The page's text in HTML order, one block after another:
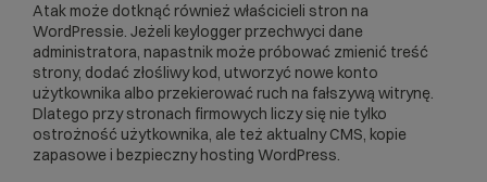
Atak może dotknąć również właścicieli stron na
WordPressie. Jeżeli keylogger przechwyci dane
administratora, napastnik może próbować zmienić treść
strony, dodać złośliwy kod, utworzyć nowe konto
użytkownika albo przekierować ruch na fałszywą witrynę.
Dlatego przy stronach firmowych liczy się nie tylko
ostrożność użytkownika, ale też aktualny CMS, kopie
zapasowe i bezpiecznyhosting WordPress.